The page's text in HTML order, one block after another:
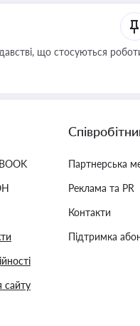
що стосуються
сайту
Партнерська
Реклама та PR
Контакти
Підтримка